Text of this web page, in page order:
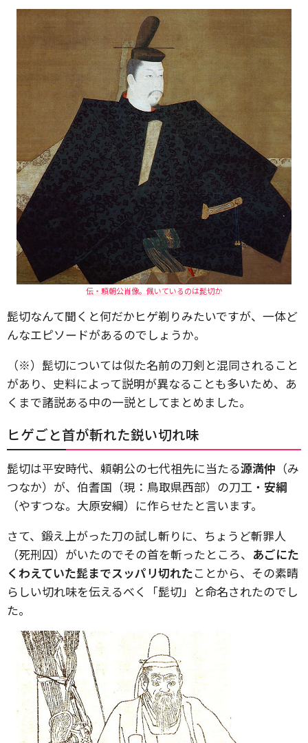
伝・頼朝公肖像。佩いているのは髭切か
髭切なんて聞くと何だかヒゲ剃りみたいですが、一体ど
んなエピソードがあるのでしょうか。
（※）髭切については似た名前の刀剣と混同されること
があり、史料によって説明が異なることも多いため、あ
くまで諸説ある中の一説としてまとめました。
ヒゲごと首が斬れた鋭い切れ味
髭切は平安時代、頼朝公の七代祖先に当たる源満仲 （み
つなか）が、伯耆国（現：鳥取県西部）の刀工・ 安綱
（やすつな。大原安綱）に作らせたと言います。
さて、鍛え上がった刀の試し斬りに、ちょうど斬罪人
（死刑囚）がいたのでその首を斬ったところ、 あごにた
くわえていた髭までスッパリ切れたことから、その素晴
らしい切れ味を伝えるべく「髭切」と命名されたのでし
た。